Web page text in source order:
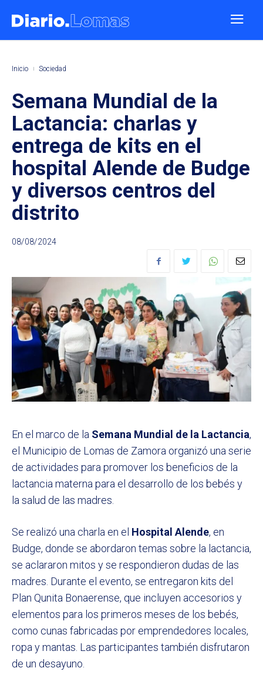
Inicio Sociedad
Semana Mundial de la
Lactancia: charlas y
entrega de kits en el
hospital Alende de Budge
y diversos centros del
distrito
08/08/2024
En el marco de la Semana Mundial de la Lactancia,
el Municipio de Lomas de Zamora organizó una serie
de actividades para promover los beneficios de la
lactancia materna para el desarrollo de los bebés y
la salud de las madres.
Se realizó una charla en el Hospital Alende, en
Budge, donde se abordaron temas sobre la lactancia,
se aclararon mitos y se respondieron dudas de las
madres. Durante el evento, se entregaron kits del
Plan Qunita Bonaerense, que incluyen accesorios y
elementos para los primeros meses de los bebés,
como cunas fabricadas por emprendedores locales,
ropa y mantas. Las participantes también disfrutaron
de un desayuno.